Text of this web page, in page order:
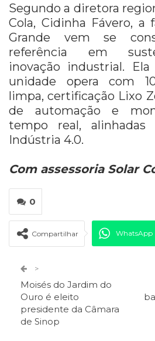
Segundo a diretora
Cola, Cidinha Fávero, a
Grande vem se
referência em
inovação industrial.
unidade opera com
limpa, certificação Lixo
de automação e
tempo real,
Indústria 4.0.
Com assessoria Solar
0
Compartilhar WhatsApp
Facebook Messenger
>
Moisés do Jardim do
Ouro é eleito
presidente da Câmara
de Sinop